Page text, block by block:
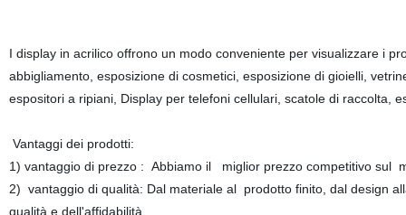
I display in acrilico offrono un modo conveniente per visualizzare i
abbigliamento, esposizione di cosmetici, esposizione di gioielli,
espositori a ripiani, Display per telefoni cellulari, scatole di raccolta,
Vantaggi dei prodotti:
1) vantaggio di prezzo : Abbiamo il miglior prezzo competitivo
2) vantaggio di qualità: Dal materiale al prodotto finito, dal design
qualità e dell'affidabilità.